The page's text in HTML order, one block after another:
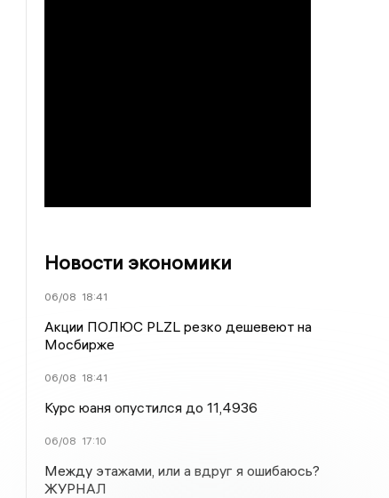
Новости экономики
06/08 18:41
Акции ПОЛЮС PLZL резко дешевеют на
Мосбирже
06/08 18:41
Курс юаня опустился до 11,4936
06/08 17:10
Между этажами, или а вдруг я ошибаюсь?
ЖУРНАЛ